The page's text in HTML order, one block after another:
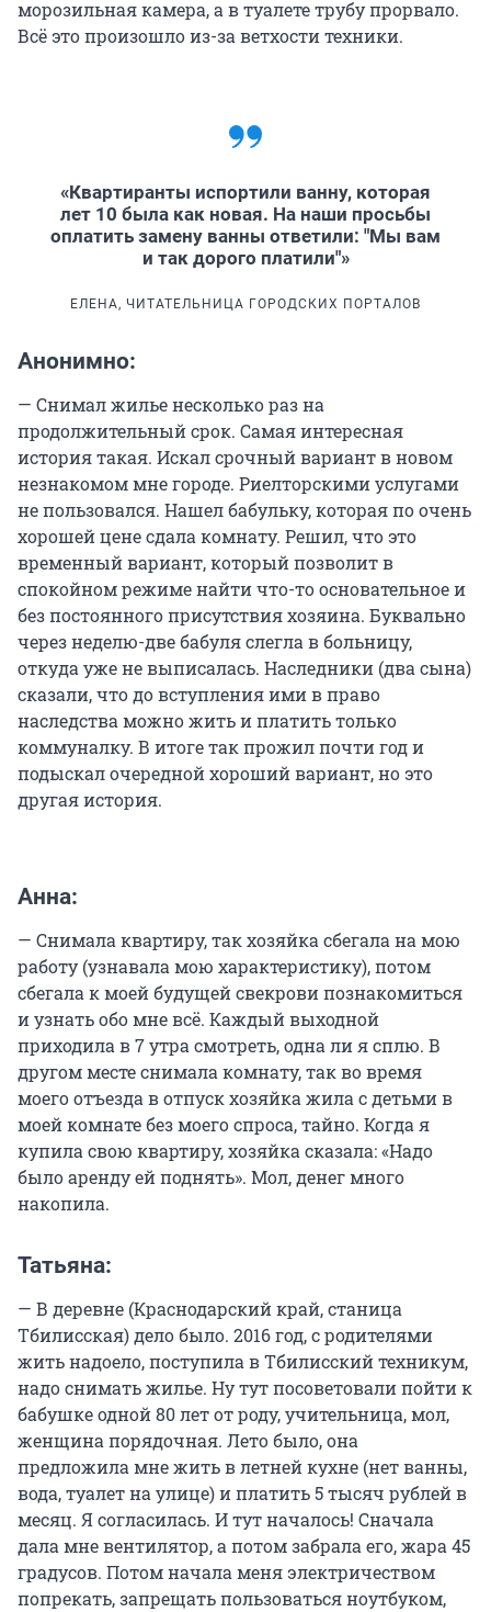
морозильная камера, а в туалете трубу прорвало.
Всё это произошло из-за ветхости техники.
«Квартиранты испортили ванну, которая
лет 10 была как новая. На наши просьбы
оплатить замену ванны ответили: "Мы вам
и так дорого платили"»
ЕЛЕНА, ЧИТАТЕЛЬНИЦА ГОРОДСКИХ ПОРТАЛОВ
Анонимно:
— Снимал жилье несколько раз на
продолжительный срок. Самая интересная
история такая. Искал срочный вариант в новом
незнакомом мне городе. Риелторскими услугами
не пользовался. Нашел бабульку, которая по очень
хорошей цене сдала комнату. Решил, что это
временный вариант, который позволит в
спокойном режиме найти что-то основательное и
без постоянного присутствия хозяина. Буквально
через неделю-две бабуля слегла в больницу,
откуда уже не выписалась. Наследники (два сына)
сказали, что до вступления ими в право
наследства можно жить и платить только
коммуналку. В итоге так прожил почти год и
подыскал очередной хороший вариант, но это
другая история.
Анна:
— Снимала квартиру, так хозяйка сбегала на мою
работу (узнавала мою характеристику), потом
сбегала к моей будущей свекрови познакомиться
и узнать обо мне всё. Каждый выходной
приходила в 7 утра смотреть, одна ли я сплю. В
другом месте снимала комнату, так во время
моего отъезда в отпуск хозяйка жила с детьми в
моей комнате без моего спроса, тайно. Когда я
купила свою квартиру, хозяйка сказала: «Надо
было аренду ей поднять». Мол, денег много
накопила.
Татьяна:
— В деревне (Краснодарский край, станица
Тбилисская) дело было. 2016 год, с родителями
жить надоело, поступила в Тбилисский техникум,
надо снимать жилье. Ну тут посоветовали пойти к
бабушке одной 80 лет от роду, учительница, мол,
женщина порядочная. Лето было, она
предложила мне жить в летней кухне (нет ванны,
вода, туалет на улице) и платить 5 тысяч рублей в
месяц. Я согласилась. И тут началось! Сначала
дала мне вентилятор, а потом забрала его, жара 45
градусов. Потом начала меня электричеством
попрекать, запрещать пользоваться ноутбуком,